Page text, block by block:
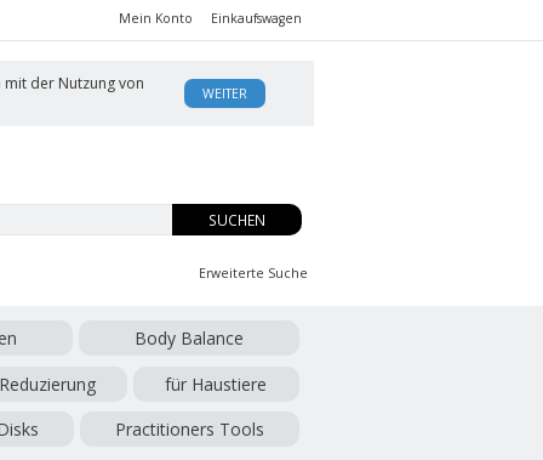
Mein Konto Einkaufswagen
mit der Nutzung von
WEITER
SUCHEN
Erweiterte Suche
Body Balance
für Haustiere
Practitioners Tools